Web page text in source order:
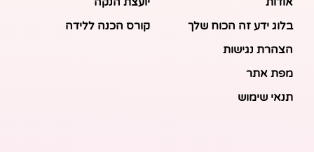
בלוג ידע זה הכוח שלך
הצהרת נגישות
מפת אתר
תנאי שימוש
קורס הכנה ללידה